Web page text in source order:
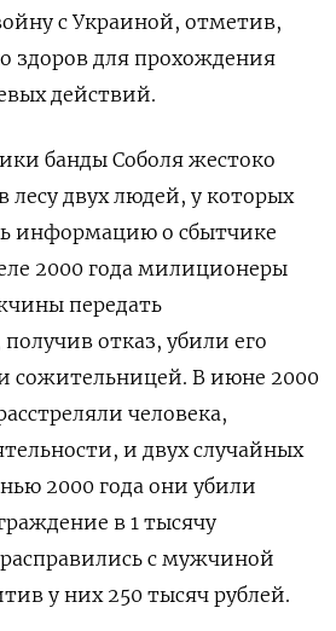
с Украиной, отметив,
здоров для прохождения
действий.
банды Соболя жестоко
лесу двух людей, у которых
информацию о сбытчике
2000 года милиционеры
передать
отказ, убили его
сожительницей. В июне 2000
человека,
и двух случайных
2000 года они убили
в 1 тысячу
с мужчиной
у них 250 тысяч рублей.